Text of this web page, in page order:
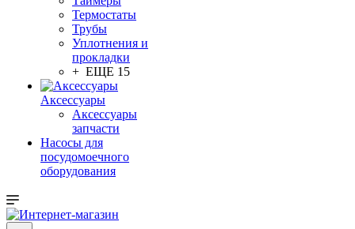
Термостаты
Трубы
Уплотнения и
прокладки
+ ЕЩЕ 15
Аксессуары
Аксессуары
запчасти
Насосы для
посудомоечного
оборудования